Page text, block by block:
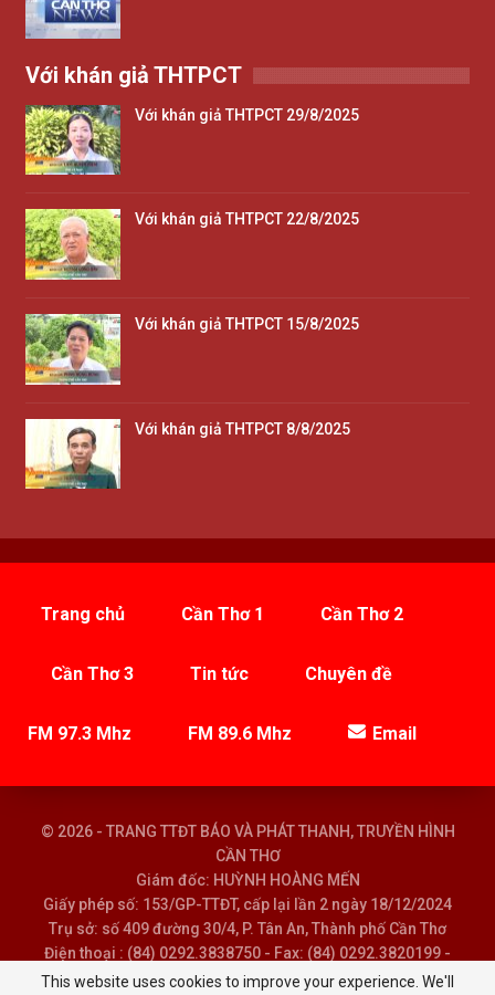
Với khán giả THTPCT
Với khán giả THTPCT 29/8/2025
Với khán giả THTPCT 22/8/2025
Với khán giả THTPCT 15/8/2025
Với khán giả THTPCT 8/8/2025
Trang chủ Cần Thơ 1 Cần Thơ 2
Cần Thơ 3 Tin tức Chuyên đề
FM 97.3 Mhz FM 89.6 Mhz Email
© 2026 - TRANG TTĐT BÁO VÀ PHÁT THANH, TRUYỀN HÌNH
CẦN THƠ
Giám đốc: HUỲNH HOÀNG MẾN
Giấy phép số: 153/GP-TTĐT, cấp lại lần 2 ngày 18/12/2024
Trụ sở: số 409 đường 30/4, P. Tân An, Thành phố Cần Thơ
Điện thoại : (84) 0292.3838750 - Fax: (84) 0292.3820199 -
Email : baoptth@cantho.gov.vn
This website uses cookies to improve your experience. We'll